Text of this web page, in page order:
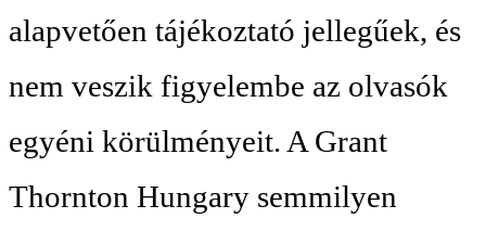
alapvetően tájékoztató jellegűek, és
nem veszik figyelembe az olvasók
egyéni körülményeit. A Grant
Thornton Hungary semmilyen